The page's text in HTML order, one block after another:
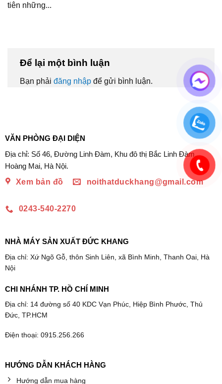
tiên những...
Để lại một bình luận
Bạn phải đăng nhập để gửi bình luận.
VĂN PHÒNG ĐẠI DIỆN
Địa chỉ: Số 46, Đường Linh Đàm, Khu đô thị Bắc Linh Đàm,
Hoàng Mai, Hà Nội.
Xem bản đồ
noithatduckhang@gmail.com
0243-540-2270
NHÀ MÁY SẢN XUẤT ĐỨC KHANG
Địa chỉ: Xứ Ngõ Gỗ, thôn Sinh Liên, xã Bình Minh, Thanh Oai, Hà
Nội
CHI NHÁNH TP. HỒ CHÍ MINH
Địa chỉ: 14 đường số 40 KDC Vạn Phúc, Hiệp Bình Phước, Thủ
Đức, TP.HCM
Điện thoại: 0915.256.266
HƯỚNG DẪN KHÁCH HÀNG
Hướng dẫn mua hàng